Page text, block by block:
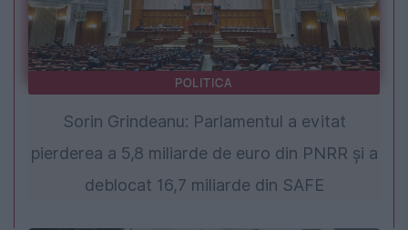
POLITICA
Sorin Grindeanu: Parlamentul a evitat
pierderea a 5,8 miliarde de euro din PNRR și a
deblocat 16,7 miliarde din SAFE